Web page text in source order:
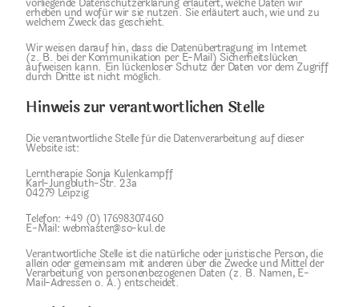
vorliegende Datenschutzerklärung erläutert, welche Daten wir
erheben und wofür wir sie nutzen. Sie erläutert auch, wie und zu
welchem Zweck das geschieht.
Wir weisen darauf hin, dass die Datenübertragung im Internet
(z. B. bei der Kommunikation per E-Mail) Sicherheitslücken
aufweisen kann. Ein lückenloser Schutz der Daten vor dem Zugriff
durch Dritte ist nicht möglich.
Hinweis zur verantwortlichen Stelle
Die verantwortliche Stelle für die Datenverarbeitung auf dieser
Website ist:
Lerntherapie Sonja Kulenkampff
Karl-Jungbluth-Str. 23a
04279 Leipzig
Telefon: +49 (0) 17698307460
E-Mail: webmaster@so-kul.de
Verantwortliche Stelle ist die natürliche oder juristische Person, die
allein oder gemeinsam mit anderen über die Zwecke und Mittel der
Verarbeitung von personenbezogenen Daten (z. B. Namen, E-
Mail-Adressen o. Ä.) entscheidet.